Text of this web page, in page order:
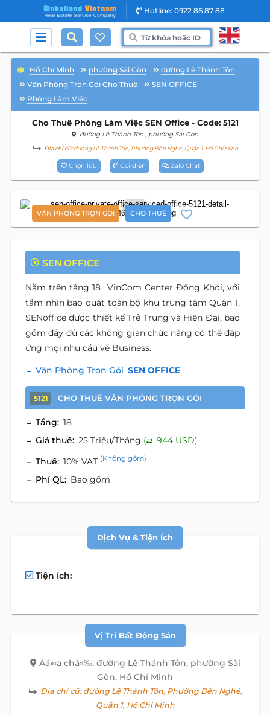
Hotline: 0922 86 87 88
Hồ Chí Minh phường Sài Gòn
đường Lê Thánh Tôn
Văn Phòng Trọn Gói Cho Thuê
SEN OFFICE
Phòng Làm Việc
Cho Thuê Phòng Làm Việc SEN Office - Code: 5121
đường Lê Thánh Tôn , phường Sài Gòn
Địa chỉ cũ:đường Lê Thánh Tôn, Phường Bến Nghé, Quận 1, Hồ Chí Minh
Chọn lưu Gọi điện Zalo Chat
VĂN PHÒNG TRỌN GÓI CHO THUÊ
7
SEN OFFICE
Nằm trên tầng 18 VinCom Center Đồng Khởi, với
tầm nhìn bao quát toàn bộ khu trung tâm Quận 1,
SENoffice được thiết kế Trẻ Trung và Hiện Đại, bao
gồm đầy đủ các không gian chức năng có thể đáp
ứng mọi nhu cầu về Business.
Văn Phòng Trọn Gói SEN OFFICE
5121 CHO THUÊ VĂN PHÒNG TRỌN GÓI
Tầng: 18
Giá thuê: 25 Triệu/Tháng (
944 USD)
Thuế: 10% VAT (Không gồm)
Phí QL: Bao gồm
Dịch Vụ & Tiện Ích
Tiện ích:
Vị Trí Bất Động Sản
Äá»‹a chá»‰: đường Lê Thánh Tôn, phường Sài
Gòn, Hồ Chí Minh
Địa chỉ cũ:đường Lê Thánh Tôn, Phường Bến Nghé,
Quận 1, Hồ Chí Minh